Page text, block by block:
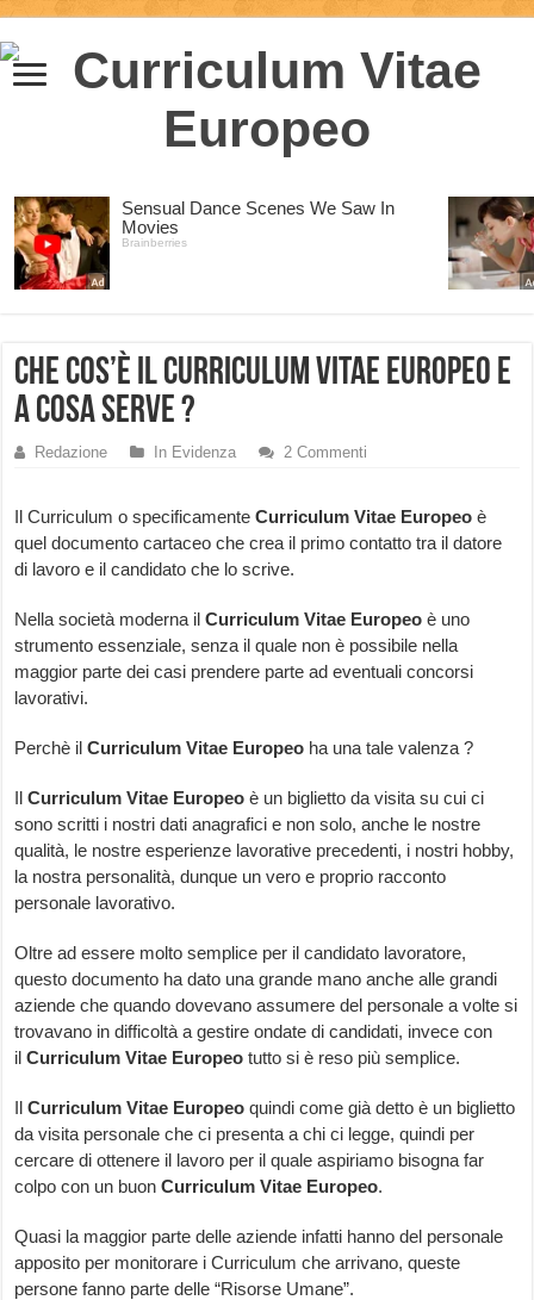
Che cos’è il Curriculum Vitae Europeo e
a cosa Serve ?
Redazione In Evidenza 2 Commenti
Il Curriculum o specificamenteCurriculum Vitae Europeo è
quel documento cartaceo che crea il primo contatto tra il datore
di lavoro e il candidato che lo scrive.
Nella società moderna ilCurriculum Vitae Europeo è uno
strumento essenziale, senza il quale non è possibile nella
maggior parte dei casi prendere parte ad eventuali concorsi
lavorativi.
Perchè ilCurriculum Vitae Europeo ha una tale valenza ?
IlCurriculum Vitae Europeo è un biglietto da visita su cui ci
sono scritti i nostri dati anagrafici e non solo, anche le nostre
qualità, le nostre esperienze lavorative precedenti, i nostri hobby,
la nostra personalità, dunque un vero e proprio racconto
personale lavorativo.
Oltre ad essere molto semplice per il candidato lavoratore,
questo documento ha dato una grande mano anche alle grandi
aziende che quando dovevano assumere del personale a volte si
trovavano in difficoltà a gestire ondate di candidati, invece con
ilCurriculum Vitae Europeo tutto si è reso più semplice.
IlCurriculum Vitae Europeo quindi come già detto è un biglietto
da visita personale che ci presenta a chi ci legge, quindi per
cercare di ottenere il lavoro per il quale aspiriamo bisogna far
colpo con un buonCurriculum Vitae Europeo.
Quasi la maggior parte delle aziende infatti hanno del personale
apposito per monitorare i Curriculum che arrivano, queste
persone fanno parte delle “Risorse Umane”.